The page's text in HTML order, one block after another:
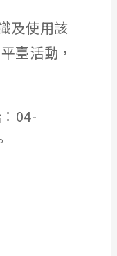
及使用該
臺活動，
04-